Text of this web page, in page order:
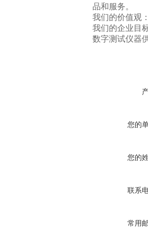
品和服务。
我们的价值观
我们的企业目
数字测试仪器
您的
您的
联系
常用